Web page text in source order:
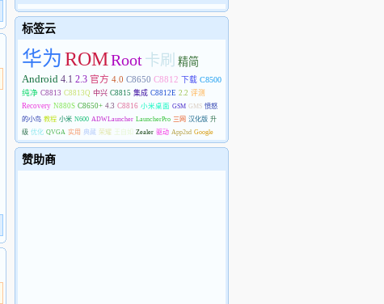
标签云
华为ROMRoot卡刷 精简
Android 4.1 2.3 官方 4.0 C8650 C8812 下载 C8500
纯净 C8813 C8813Q 中兴 C8815 集成 C8812E 2.2 评测
Recovery N880S C8650+ 4.3 C8816 小米桌面 GSM GMS 愤怒
的小鸟 教程 小米 N600 ADWLauncher LauncherPro 三网 汉化版 升
级 优化 QVGA 实用 典藏 荣耀 王自如 Zealer 驱动 App2sd Google
赞助商